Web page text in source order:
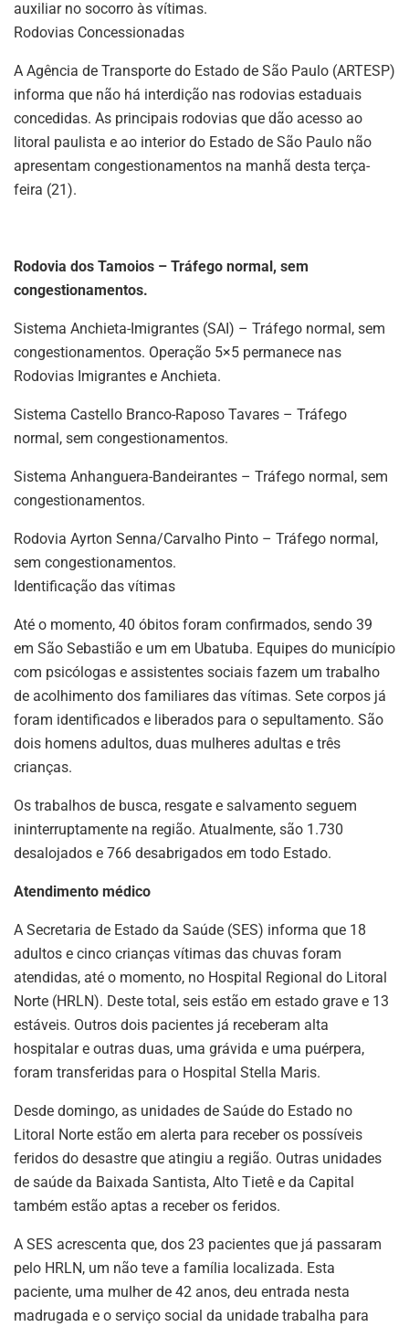
auxiliar no socorro às vítimas.
Rodovias Concessionadas
A Agência de Transporte do Estado de São Paulo (ARTESP)
informa que não há interdição nas rodovias estaduais
concedidas. As principais rodovias que dão acesso ao
litoral paulista e ao interior do Estado de São Paulo não
apresentam congestionamentos na manhã desta terça-
feira (21).
Rodovia dos Tamoios – Tráfego normal, sem
congestionamentos.
Sistema Anchieta-Imigrantes (SAI) – Tráfego normal, sem
congestionamentos. Operação 5×5 permanece nas
Rodovias Imigrantes e Anchieta.
Sistema Castello Branco-Raposo Tavares – Tráfego
normal, sem congestionamentos.
Sistema Anhanguera-Bandeirantes – Tráfego normal, sem
congestionamentos.
Rodovia Ayrton Senna/Carvalho Pinto – Tráfego normal,
sem congestionamentos.
Identificação das vítimas
Até o momento, 40 óbitos foram confirmados, sendo 39
em São Sebastião e um em Ubatuba. Equipes do município
com psicólogas e assistentes sociais fazem um trabalho
de acolhimento dos familiares das vítimas. Sete corpos já
foram identificados e liberados para o sepultamento. São
dois homens adultos, duas mulheres adultas e três
crianças.
Os trabalhos de busca, resgate e salvamento seguem
ininterruptamente na região. Atualmente, são 1.730
desalojados e 766 desabrigados em todo Estado.
Atendimento médico
A Secretaria de Estado da Saúde (SES) informa que 18
adultos e cinco crianças vítimas das chuvas foram
atendidas, até o momento, no Hospital Regional do Litoral
Norte (HRLN). Deste total, seis estão em estado grave e 13
estáveis. Outros dois pacientes já receberam alta
hospitalar e outras duas, uma grávida e uma puérpera,
foram transferidas para o Hospital Stella Maris.
Desde domingo, as unidades de Saúde do Estado no
Litoral Norte estão em alerta para receber os possíveis
feridos do desastre que atingiu a região. Outras unidades
de saúde da Baixada Santista, Alto Tietê e da Capital
também estão aptas a receber os feridos.
A SES acrescenta que, dos 23 pacientes que já passaram
pelo HRLN, um não teve a família localizada. Esta
paciente, uma mulher de 42 anos, deu entrada nesta
madrugada e o serviço social da unidade trabalha para